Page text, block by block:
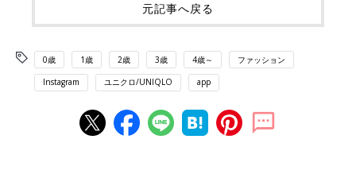
元記事へ戻る
0歳 1歳 2歳 3歳 4歳～ ファッション
Instagram ユニクロ/UNIQLO app